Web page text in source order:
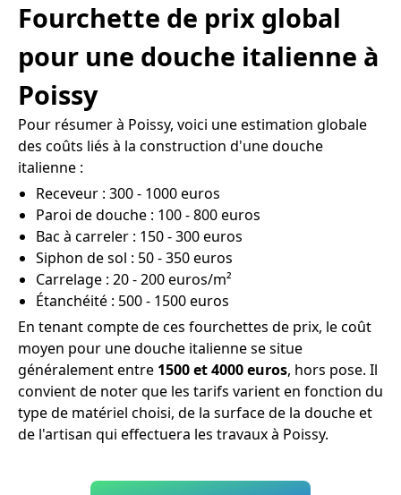
Fourchette de prix global
pour une douche italienne à
Poissy
Pour résumer à Poissy, voici une estimation globale
des coûts liés à la construction d'une douche
italienne :
Receveur : 300 - 1000 euros
Paroi de douche : 100 - 800 euros
Bac à carreler : 150 - 300 euros
Siphon de sol : 50 - 350 euros
Carrelage : 20 - 200 euros/m²
Étanchéité : 500 - 1500 euros
En tenant compte de ces fourchettes de prix, le coût
moyen pour une douche italienne se situe
généralement entre 1500 et 4000 euros, hors pose. Il
convient de noter que les tarifs varient en fonction du
type de matériel choisi, de la surface de la douche et
de l'artisan qui effectuera les travaux à Poissy.